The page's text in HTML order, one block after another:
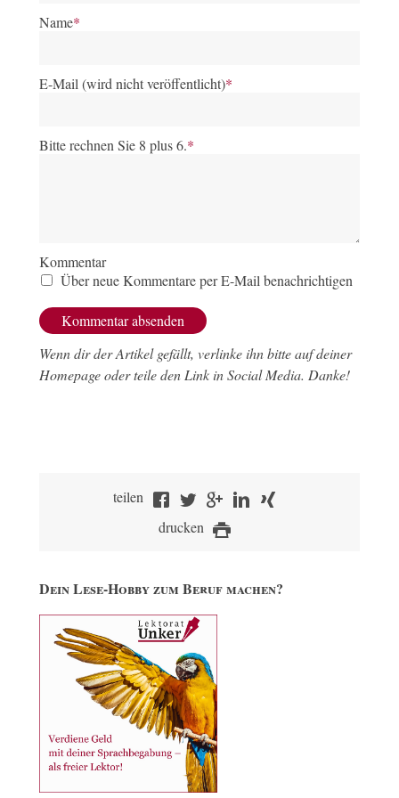
Name*
E-Mail (wird nicht veröffentlicht)*
Bitte rechnen Sie 8 plus 6.*
Kommentar
Über neue Kommentare per E-Mail benachrichtigen
Wenn dir der Artikel gefällt, verlinke ihn bitte auf deiner
Homepage oder teile den Link in Social Media. Danke!
teilen
drucken
Dein Lese-Hobby zum Beruf machen?